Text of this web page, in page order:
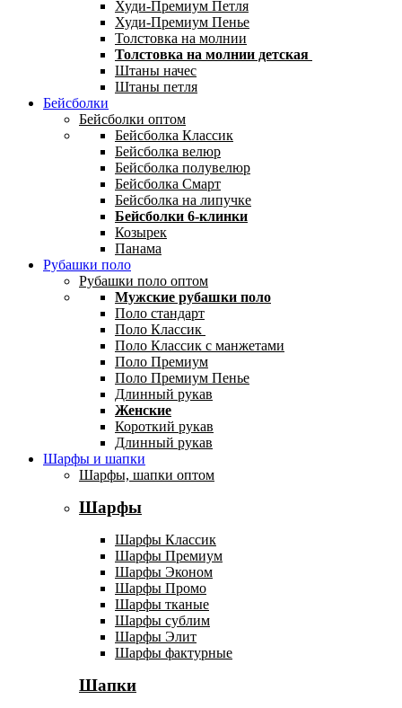
Худи-Премиум Петля
Худи-Премиум Пенье
Толстовка на молнии
Толстовка на молнии детская
Штаны начес
Штаны петля
Бейсболки
Бейсболки оптом
Бейсболка Классик
Бейсболка велюр
Бейсболка полувелюр
Бейсболка Смарт
Бейсболка на липучке
Бейсболки 6-клинки
Козырек
Панама
Рубашки поло
Рубашки поло оптом
Мужские рубашки поло
Поло стандарт
Поло Классик
Поло Классик с манжетами
Поло Премиум
Поло Премиум Пенье
Длинный рукав
Женские
Короткий рукав
Длинный рукав
Шарфы и шапки
Шарфы, шапки оптом
Шарфы
Шарфы Классик
Шарфы Премиум
Шарфы Эконом
Шарфы Промо
Шарфы тканые
Шарфы сублим
Шарфы Элит
Шарфы фактурные
Шапки